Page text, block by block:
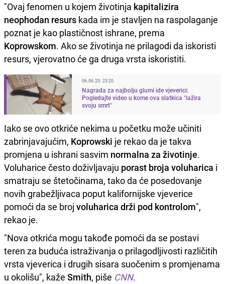
"Ovaj fenomen u kojem životinja kapitalizira
neophodan resurs kada im je stavljen na raspolaganje
poznat je kao plastičnost ishrane, prema
Koprowskom. Ako se životinja ne prilagodi da iskoristi
resurs, vjerovatno će ga druga vrsta iskoristiti.
06.06.23. 23:20
Nagrada za najbolju glumi ide vjeverici:
Pogledajte video u kome ova slatkica "lažira
svoju smrt"
Iako se ovo otkriće nekima u početku može učiniti
zabrinjavajućim, Koprowski je rekao da je takva
promjena u ishrani sasvim normalna za životinje.
Voluharice često doživljavaju porast broja voluharica i
smatraju se štetočinama, tako da će posedovanje
novih grabežljivaca poput kalifornijske vjeverice
pomoći da se broj voluharica drži pod kontrolom",
rekao je.
"Nova otkrića mogu takođe pomoći da se postavi
teren za buduća istraživanja o prilagodljivosti različitih
vrsta vjeverica i drugih sisara suočenim s promjenama
u okolišu", kaže Smith, piše CNN.